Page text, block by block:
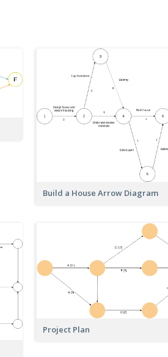
Build a House Arrow Diagram
Project Plan